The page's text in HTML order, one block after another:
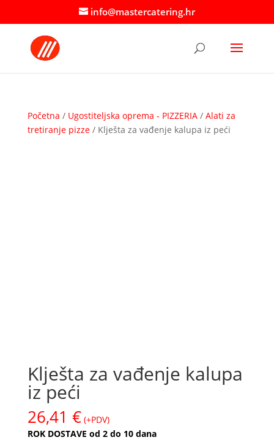
info@mastercatering.hr
Početna / Ugostiteljska oprema - PIZZERIA/ Alati za
tretiranje pizze/ Klješta za vađenje kalupa iz peći
Klješta za vađenje kalupa
iz peći
26,41 € (+PDV)
ROK DOSTAVE od 2 do 10 dana